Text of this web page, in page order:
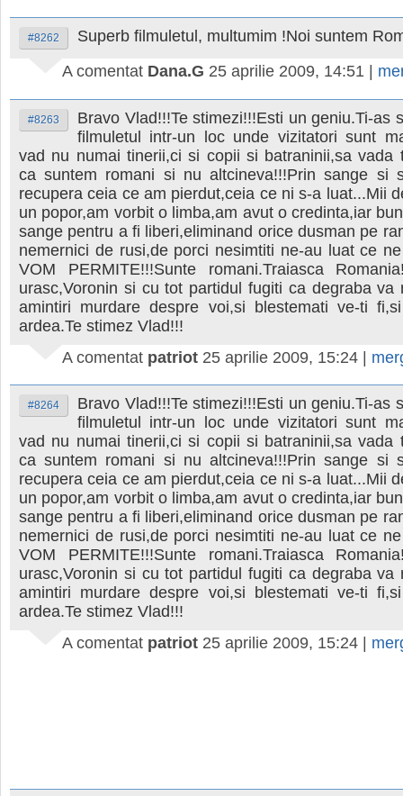
#8262
Superb filmuletul, multumim !Noi suntem
A comentat Dana.G 25 aprilie 2009, 14:51
#8263
Bravo Vlad!!!Te stimezi!!!Esti un geniu.Ti-as
filmuletul intr-un loc unde vizitatori sunt
vad nu numai tinerii,ci si copii si batraninii,sa vada
ca suntem romani si nu altcineva!!!Prin sange si
recupera ceia ce am pierdut,ceia ce ni s-a luat...Mii
un popor,am vorbit o limba,am avut o credinta,iar
sange pentru a fi liberi,eliminand orice dusman pe
nemernici de rusi,de porci nesimtiti ne-au luat ce
VOM PERMITE!!!Sunte romani.Traiasca
urasc,Voronin si cu tot partidul fugiti ca degraba va
amintiri murdare despre voi,si blestemati ve-ti
ardea.Te stimez Vlad!!!
A comentat patriot 25 aprilie 2009, 15:24 |
#8264
Bravo Vlad!!!Te stimezi!!!Esti un geniu.Ti-as
filmuletul intr-un loc unde vizitatori sunt
vad nu numai tinerii,ci si copii si batraninii,sa vada
ca suntem romani si nu altcineva!!!Prin sange si
recupera ceia ce am pierdut,ceia ce ni s-a luat...Mii
un popor,am vorbit o limba,am avut o credinta,iar
sange pentru a fi liberi,eliminand orice dusman pe
nemernici de rusi,de porci nesimtiti ne-au luat ce
VOM PERMITE!!!Sunte romani.Traiasca
urasc,Voronin si cu tot partidul fugiti ca degraba va
amintiri murdare despre voi,si blestemati ve-ti
ardea.Te stimez Vlad!!!
A comentat patriot 25 aprilie 2009, 15:24 |